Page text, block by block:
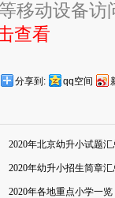
移动设备访
查看
分享到: qq空间
2020年北京幼升小试题汇
2020年幼升小招生简章汇
2020年各地重点小学一览